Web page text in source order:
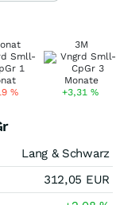
%
3M
+3,31 %
Lang & Schwarz
312,05 EUR